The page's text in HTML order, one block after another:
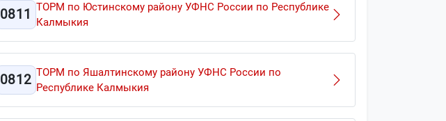
0811 ТОРМ по Юстинскому району УФНС России по Республике
Калмыкия
0812 ТОРМ по Яшалтинскому району УФНС России по
Республике Калмыкия